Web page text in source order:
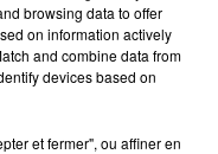
à la vie de chatelain
browsing data to offer
on information actively
and combine data from
devices based on
et fermer", ou affiner en